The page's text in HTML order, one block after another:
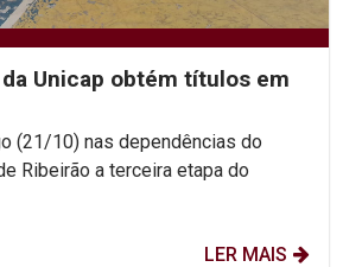
Unicap obtém títulos em
(21/10) nas dependências do
Ribeirão a terceira etapa do
LER MAIS